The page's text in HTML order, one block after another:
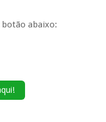
abaixo: